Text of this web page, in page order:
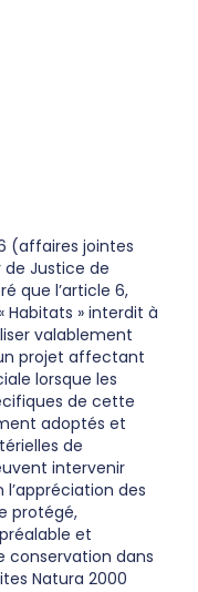
(affaires jointes
de Justice de
que l’article 6,
Habitats » interdit à
valablement
projet affectant
lorsque les
de cette
adoptés et
de
intervenir
des
protégé,
et
conservation dans
Natura 2000